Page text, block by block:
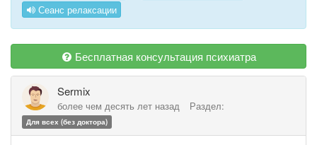
Сеанс релаксации
Бесплатная консультация психиатра
Sermix
более чем десять лет назад Раздел:
Для всех (без доктора)